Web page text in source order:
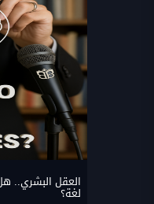
العقل البشري..
لغة؟